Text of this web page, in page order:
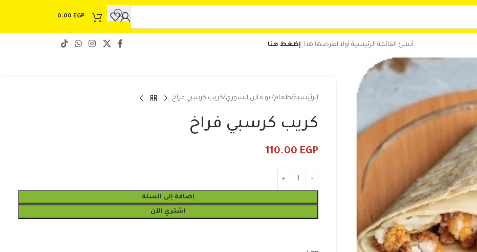
0.00 EGP
أنشئ القائمة الرئيسية أولا لعرضها هنا .إظغط هنا
الرئيسية طعام ابو مازن السوري كريب كرسبي فراخ
كريب كرسبي فراخ
110.00 EGP
إضافة إلى السلة
اشتري الآن